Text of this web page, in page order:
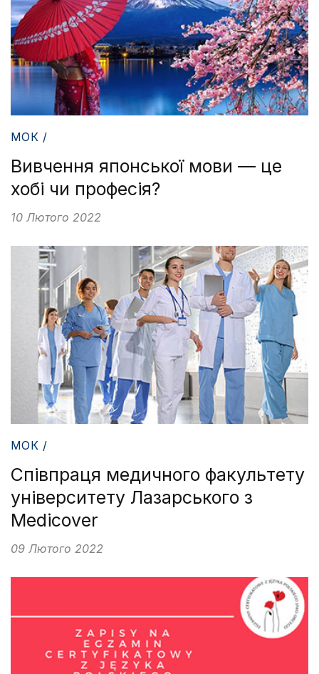
МОК /
Вивчення японської мови — це
хобі чи професія?
10 Лютого 2022
МОК /
Співпраця медичного факультету
університету Лазарського з
Medicover
09 Лютого 2022